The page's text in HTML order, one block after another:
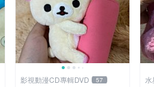
影視動漫CD專輯DVD 57